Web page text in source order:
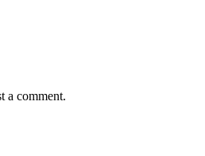
a comment.